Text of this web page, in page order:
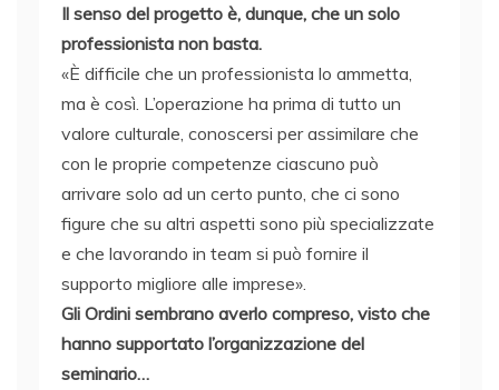
Il senso del progetto è, dunque, che un solo
professionista non basta.
«È difficile che un professionista lo ammetta,
ma è così. L’operazione ha prima di tutto un
valore culturale, conoscersi per assimilare che
con le proprie competenze ciascuno può
arrivare solo ad un certo punto, che ci sono
figure che su altri aspetti sono più specializzate
e che lavorando in team si può fornire il
supporto migliore alle imprese».
Gli Ordini sembrano averlo compreso, visto che
hanno supportato l’organizzazione del
seminario…